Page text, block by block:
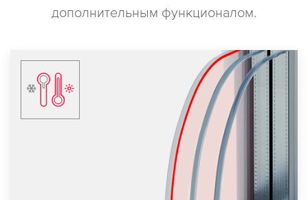
дополнительным функционалом.